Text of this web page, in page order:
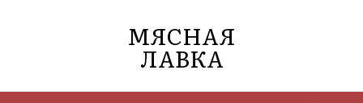
МЯСНАЯ
ЛАВКА